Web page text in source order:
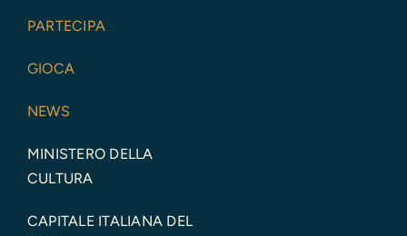
PARTECIPA
GIOCA
NEWS
MINISTERO DELLA
CULTURA
CAPITALE ITALIANA DEL